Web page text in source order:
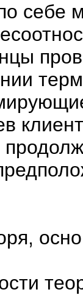
себе